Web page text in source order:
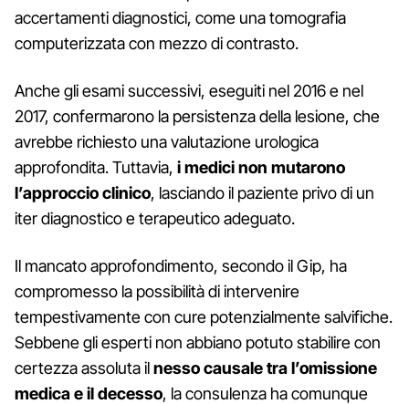
accertamenti diagnostici, come una tomografia
computerizzata con mezzo di contrasto.
Anche gli esami successivi, eseguiti nel 2016 e nel
2017, confermarono la persistenza della lesione, che
avrebbe richiesto una valutazione urologica
approfondita. Tuttavia, i medici non mutarono
l’approccio clinico, lasciando il paziente privo di un
iter diagnostico e terapeutico adeguato.
Il mancato approfondimento, secondo il Gip, ha
compromesso la possibilità di intervenire
tempestivamente con cure potenzialmente salvifiche.
Sebbene gli esperti non abbiano potuto stabilire con
certezza assoluta ilnesso causale tra l’omissione
medica e il decesso, la consulenza ha comunque